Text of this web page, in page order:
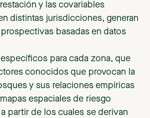
y las covariables
distintas jurisdicciones, generan
basadas en datos
para cada zona, que
conocidos que provocan la
y sus relaciones empíricas
espaciales de riesgo
partir de los cuales se derivan